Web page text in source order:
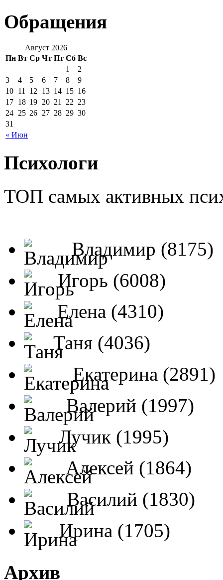
Обращения
Август 2026
Пн Вт Ср Чт Пт Сб Вс
« Июн
1
2
3
4 5 6 7 8
9
10 11 12 13 14 15 16
17 18 19 20 21 22 23
24 25 26 27 28 29 30
31
Психологи
ТОП самых активных
Владимир (8175)
Игорь (6008)
Елена (4310)
Таня (4036)
Екатерина (2891)
Валерий (1997)
Лучик (1995)
Алексей (1864)
Василий (1830)
Ирина (1705)
Архив